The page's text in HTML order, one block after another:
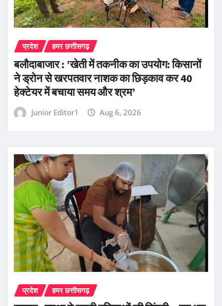
प्रदेश हमर छत्तीसगढ़
बलौदाबाजार : ’खेती में तकनीक का उपयोग: किसानों
ने ड्रोन से खरपतवार नाशक का छिड़काव कर 40
हेक्टेयर में बचाया समय और श्रम’
Junior Editor1 Aug 6, 2026
प्रदेश हमर छत्तीसगढ़